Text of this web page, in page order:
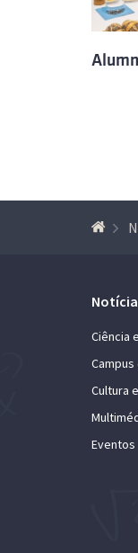
Ciência
Cultura
Eventos